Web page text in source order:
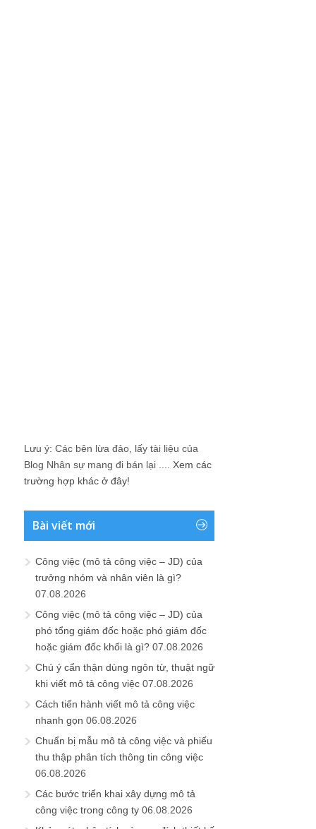
Lưu ý: Các bên lừa đảo, lấy tài liệu của
Blog Nhân sự mang đi bán lại .... Xem các
trường hợp khác ở đây!
Bài viết mới
Công việc (mô tả công việc – JD) của
trưởng nhóm và nhân viên là gì?
07.08.2026
Công việc (mô tả công việc – JD) của
phó tổng giám đốc hoặc phó giám đốc
hoặc giám đốc khối là gì? 07.08.2026
Chú ý cẩn thận dùng ngôn từ, thuật ngữ
khi viết mô tả công việc 07.08.2026
Cách tiến hành viết mô tả công việc
nhanh gọn 06.08.2026
Chuẩn bị mẫu mô tả công việc và phiếu
thu thập phân tích thông tin công việc
06.08.2026
Các bước triển khai xây dựng mô tả
công việc trong công ty 06.08.2026